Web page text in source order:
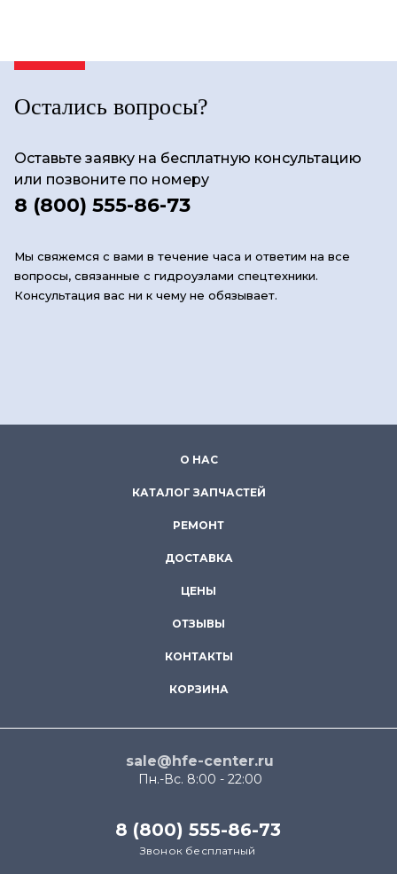
Остались вопросы?
Оставьте заявку на бесплатную консультацию
или позвоните по номеру
8 (800) 555-86-73
Мы свяжемся с вами в течение часа и ответим на все
вопросы, связанные с гидроузлами спецтехники.
Консультация вас ни к чему не обязывает.
О НАС
КАТАЛОГ ЗАПЧАСТЕЙ
РЕМОНТ
ДОСТАВКА
ЦЕНЫ
ОТЗЫВЫ
КОНТАКТЫ
КОРЗИНА
sale@hfe-center.ru
Пн.-Вс. 8:00 - 22:00
8 (800) 555-86-73
Звонок бесплатный